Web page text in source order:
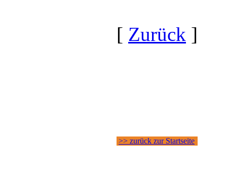
[ Zurück ]
>> zurück zur Startseite